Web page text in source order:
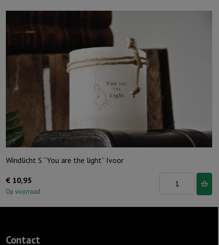
God
Hij"
Ivoor
aantal
Windlicht S “You are the light” Ivoor
€ 10,95
Op voorraad
Windlicht
"You
Contact